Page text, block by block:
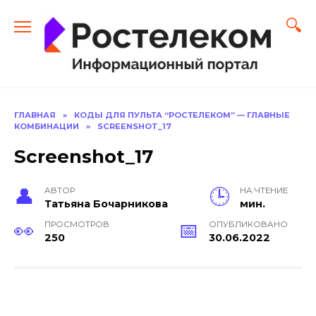
содержанию
ГЛАВНАЯ »
КОДЫ ДЛЯ ПУЛЬТА “РОСТЕЛЕКОМ” — ГЛАВНЫЕ
КОМБИНАЦИИ
» SCREENSHOT_17
Screenshot_17
АВТОР
Тать­яна Бо­чар­ни­кова
НА ЧТЕНИЕ
мин.
ПРОСМОТРОВ
250
ОПУБЛИКОВАНО
30.06.2022